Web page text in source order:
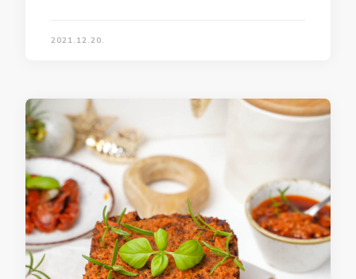
2021.12.20.